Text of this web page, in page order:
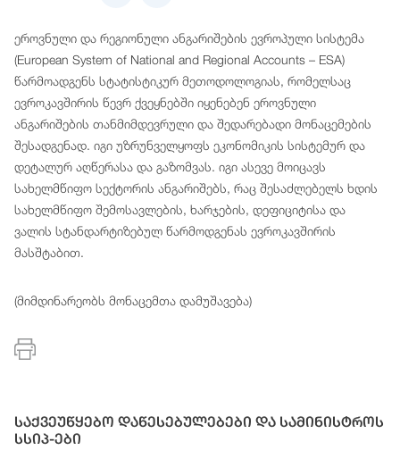
ეროვნული და რეგიონული ანგარიშების ევროპული სისტემა
(European System of National and Regional Accounts – ESA)
წარმოადგენს სტატისტიკურ მეთოდოლოგიას, რომელსაც
ევროკავშირის წევრ ქვეყნებში იყენებენ ეროვნული
ანგარიშების თანმიმდევრული და შედარებადი მონაცემების
შესადგენად. იგი უზრუნველყოფს ეკონომიკის სისტემურ და
დეტალურ აღწერასა და გაზომვას. იგი ასევე მოიცავს
სახელმწიფო სექტორის ანგარიშებს, რაც შესაძლებელს ხდის
სახელმწიფო შემოსავლების, ხარჯების, დეფიციტისა და
ვალის სტანდარტიზებულ წარმოდგენას ევროკავშირის
მასშტაბით.
(მიმდინარეობს მონაცემთა დამუშავება)
საქვეუწყებო დაწესებულებები და სამინისტროს
სსიპ-ები